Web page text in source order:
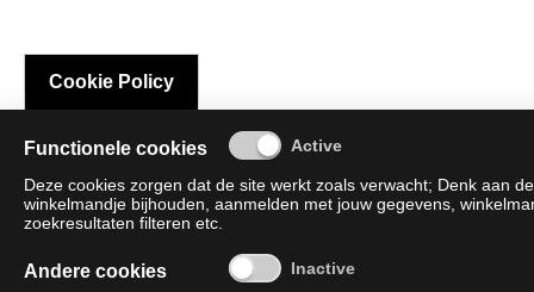
Cookie Policy
Functionele cookies
Deze cookies zorgen dat de site werkt zoals verwacht; Denk aan
winkelmandje bijhouden, aanmelden met jouw gegevens,
zoekresultaten filteren etc.
Andere cookies